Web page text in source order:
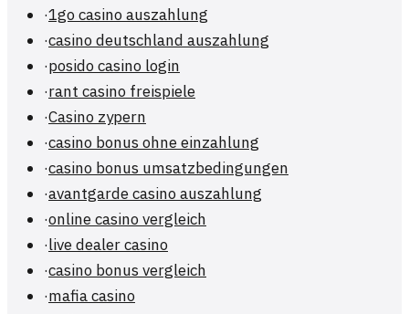
·1go casino auszahlung
·casino deutschland auszahlung
·posido casino login
·rant casino freispiele
·Casino zypern
·casino bonus ohne einzahlung
·casino bonus umsatzbedingungen
·avantgarde casino auszahlung
·online casino vergleich
·live dealer casino
·casino bonus vergleich
·mafia casino